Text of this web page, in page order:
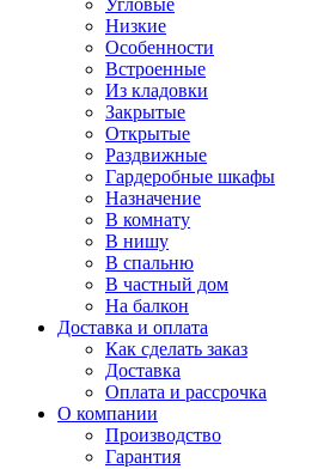
Угловые
Низкие
Особенности
Встроенные
Из кладовки
Закрытые
Открытые
Раздвижные
Гардеробные шкафы
Назначение
В комнату
В нишу
В спальню
В частный дом
На балкон
Доставка и оплата
Как сделать заказ
Доставка
Оплата и рассрочка
О компании
Производство
Гарантия